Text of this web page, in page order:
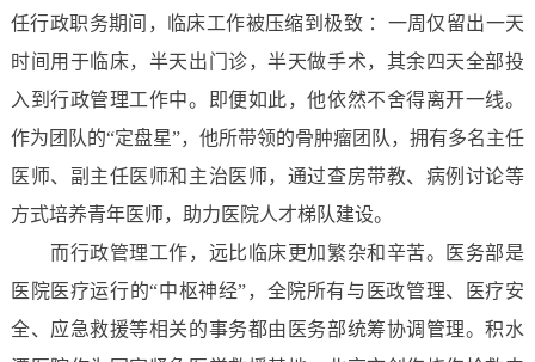
任行政职务期间，临床工作被压缩到极致 ：一周仅留出一天
时间用于临床，半天出门诊，半天做手术，其余四天全部投
入到行政管理工作中。即便如此，他依然不舍得离开一线。
作为团队的“定盘星”，他所带领的骨肿瘤团队，拥有多名主任
医师、副主任医师和主治医师，通过查房带教、病例讨论等
方式培养青年医师，助力医院人才梯队建设。
而行政管理工作，远比临床更加繁杂和辛苦。医务部是
医院医疗运行的“中枢神经”，全院所有与医政管理、医疗安
全、应急救援等相关的事务都由医务部统筹协调管理。积水